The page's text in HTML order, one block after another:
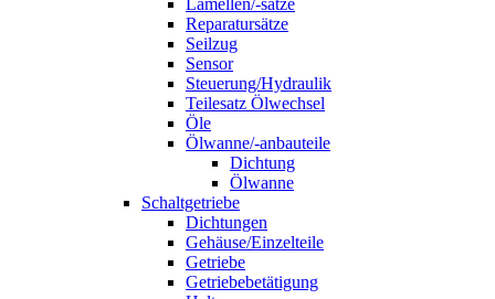
Lamellen/-sätze
Reparatursätze
Seilzug
Sensor
Steuerung/Hydraulik
Teilesatz Ölwechsel
Öle
Ölwanne/-anbauteile
Dichtung
Ölwanne
Schaltgetriebe
Dichtungen
Gehäuse/Einzelteile
Getriebe
Getriebebetätigung